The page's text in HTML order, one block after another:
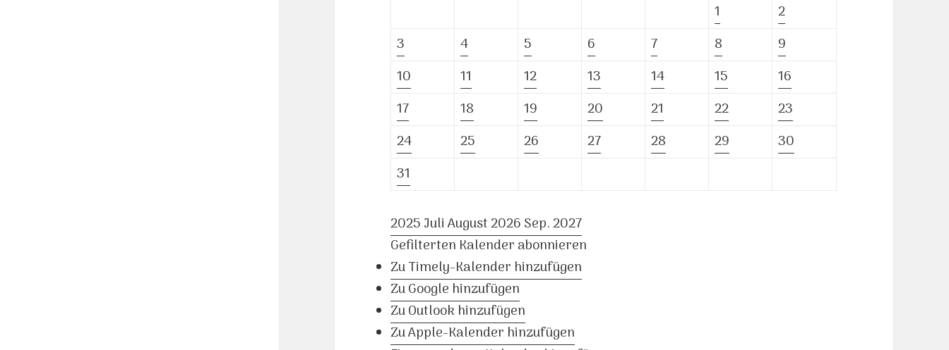
1
2
3
4 5 6 7 8
9
10
11 12 13 14 15
16
17
18 19 20 21 22
23
24
25 26 27 28 29
30
31
2025JuliAugust 2026Sep.2027
Gefilterten Kalender abonnieren
Zu Timely-Kalender hinzufügen
Zu Google hinzufügen
Zu Outlook hinzufügen
Zu Apple-Kalender hinzufügen